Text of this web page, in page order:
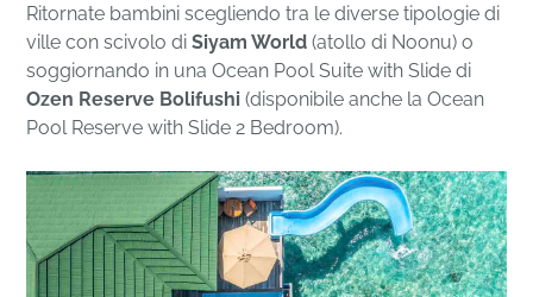
Ritornate bambini scegliendo tra le diverse tipologie di
ville con scivolo diSiyam World (atollo di Noonu) o
soggiornando in una Ocean Pool Suite with Slide di
Ozen Reserve Bolifushi (disponibile anche la Ocean
Pool Reserve with Slide 2 Bedroom).